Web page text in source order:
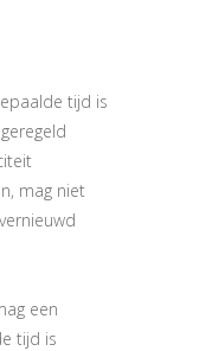
tijd is
mag niet
een
tijd is